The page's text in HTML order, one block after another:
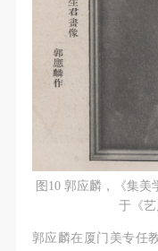
图10 郭应麟，《集
于《艺
郭应麟在厦门美专任